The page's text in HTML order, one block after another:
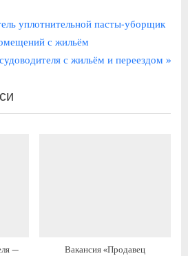
уплотнительной пасты-уборщик
с жильём
с жильём и переездом
—
Вакансия «Продавец